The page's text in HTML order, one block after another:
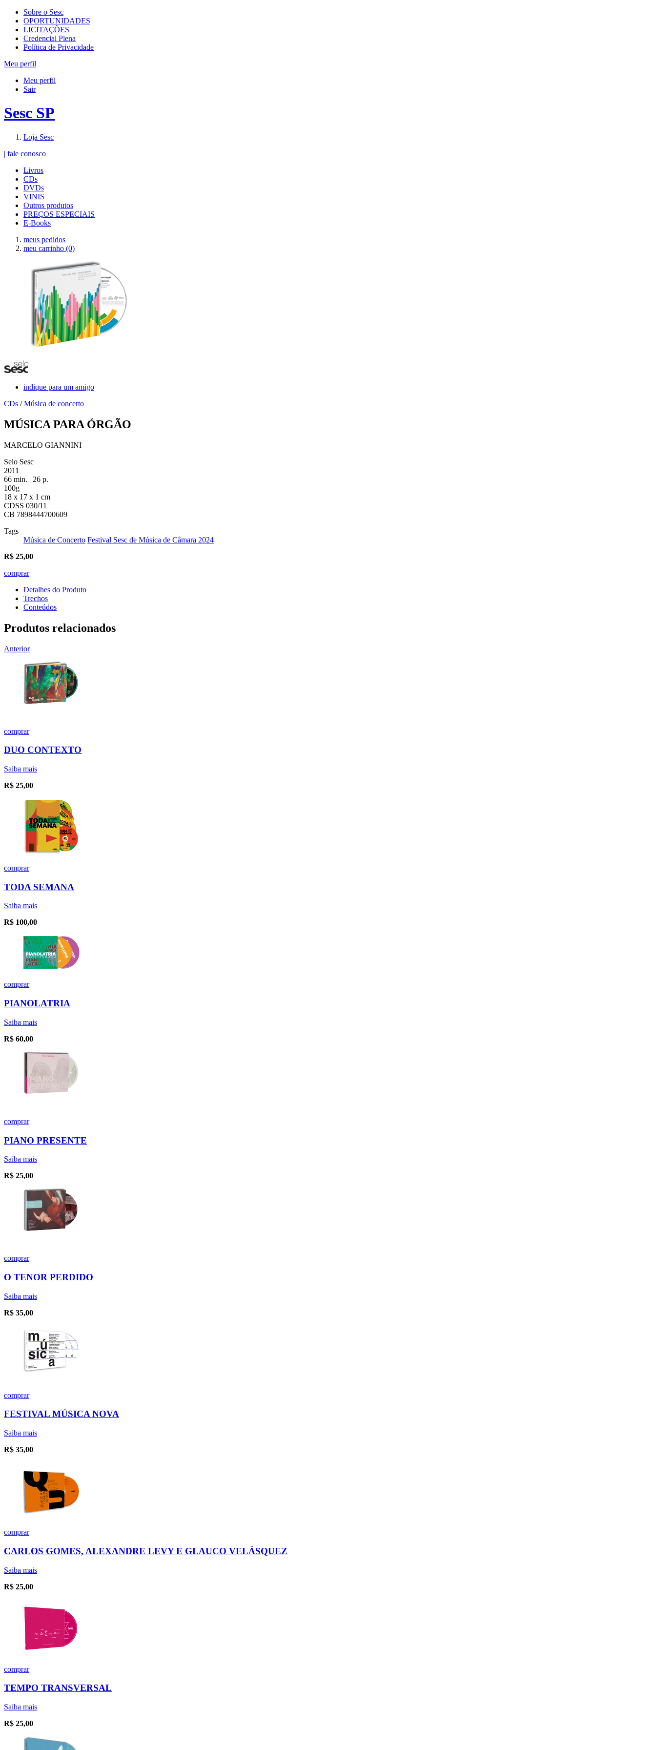
Sobre o Sesc
OPORTUNIDADES
LICITAÇÕES
Credencial Plena
Política de Privacidade
Meu perfil
Meu perfil
Sair
Sesc SP
Loja Sesc
| fale conosco
Livros
CDs
DVDs
VINIS
Outros produtos
PREÇOS ESPECIAIS
E-Books
meus pedidos
meu carrinho (0)
indique para um amigo
CDs /Música de concerto
MÚSICA PARA ÓRGÃO
MARCELO GIANNINI
Selo Sesc
2011
66 min. | 26 p.
100g
18 x 17 x 1 cm
CDSS 030/11
CB 7898444700609
Tags
Música de Concerto Festival Sesc de Música de Câmara 2024
R$ 25,00
comprar
Detalhes do Produto
Trechos
Conteúdos
Produtos relacionados
Anterior
comprar
DUO CONTEXTO
Saiba mais
R$ 25,00
comprar
TODA SEMANA
Saiba mais
R$ 100,00
comprar
PIANOLATRIA
Saiba mais
R$ 60,00
comprar
PIANO PRESENTE
Saiba mais
R$ 25,00
comprar
O TENOR PERDIDO
Saiba mais
R$ 35,00
comprar
FESTIVAL MÚSICA NOVA
Saiba mais
R$ 35,00
comprar
CARLOS GOMES, ALEXANDRE LEVY E GLAUCO VELÁSQUEZ
Saiba mais
R$ 25,00
comprar
TEMPO TRANSVERSAL
Saiba mais
R$ 25,00